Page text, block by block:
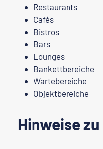
Restaurants
Cafés
Bistros
Bars
Lounges
Bankettbereiche
Wartebereiche
Objektbereiche
Hinweise zu